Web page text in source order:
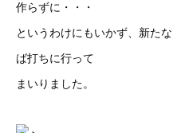
作らずに・・・
というわけにもいかず、新た
ば打ちに行って
まいりました。